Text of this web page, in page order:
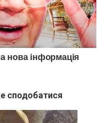
сподобатися